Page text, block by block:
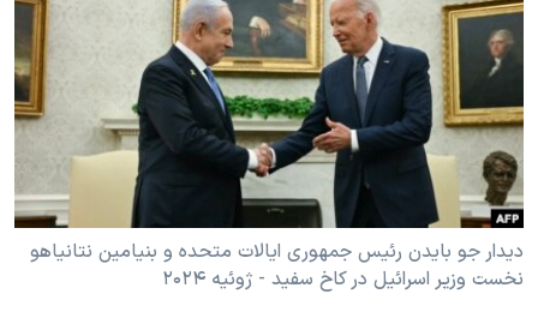
فرهنگ و زندگی
حقوق شهروندی
اقتصادی
علم و فناوری
اسرائیل در جنگ
آرشیو پخش زنده
مستندها
انتخابات ریاست جمهوری آمریکا ۲۰۲۴
حمله جمهوری اسلامی به اسرائیل
رمز مهسا
ورزش زنان در ایران
مجموعه مستندهای دادخواهی
دنبال کنید
زبانهای مختلف
دیدار جو بایدن رئیس جمهوری ایالات متحده و بنیامین نتانیاهو
نخست وزیر اسرائیل در کاخ سفید - ژوئیه ۲۰۲۴